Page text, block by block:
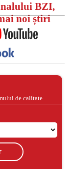
BZI,
noi știri
de calitate